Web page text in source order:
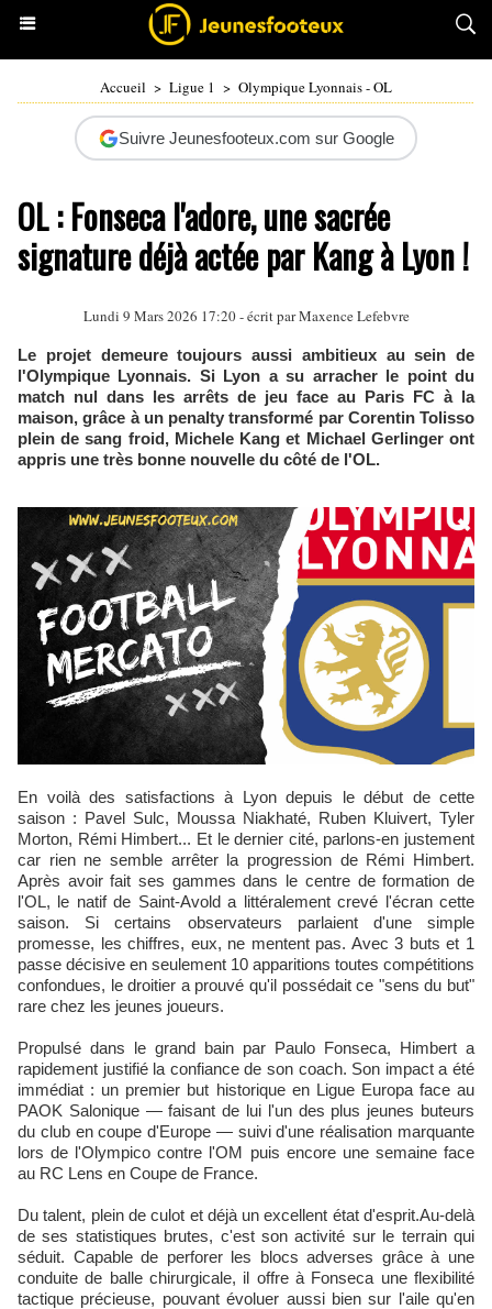
Accueil > Ligue 1 > Olympique Lyonnais - OL
Suivre Jeunesfooteux.com sur Google
OL : Fonseca l'adore, une sacrée
signature déjà actée par Kang à Lyon !
Lundi 9 Mars 2026 17:20 - écrit par Maxence Lefebvre
Le projet demeure toujours aussi ambitieux au sein de
l'Olympique Lyonnais. Si Lyon a su arracher le point du
match nul dans les arrêts de jeu face au Paris FC à la
maison, grâce à un penalty transformé par Corentin Tolisso
plein de sang froid, Michele Kang et Michael Gerlinger ont
appris une très bonne nouvelle du côté de l'OL.
En voilà des satisfactions à Lyon depuis le début de cette
saison : Pavel Sulc, Moussa Niakhaté, Ruben Kluivert, Tyler
Morton, Rémi Himbert... Et le dernier cité, parlons-en justement
car rien ne semble arrêter la progression de Rémi Himbert.
Après avoir fait ses gammes dans le centre de formation de
l'OL, le natif de Saint-Avold a littéralement crevé l'écran cette
saison. Si certains observateurs parlaient d'une simple
promesse, les chiffres, eux, ne mentent pas. Avec 3 buts et 1
passe décisive en seulement 10 apparitions toutes compétitions
confondues, le droitier a prouvé qu'il possédait ce "sens du but"
rare chez les jeunes joueurs.
Propulsé dans le grand bain par Paulo Fonseca, Himbert a
rapidement justifié la confiance de son coach. Son impact a été
immédiat : un premier but historique en Ligue Europa face au
PAOK Salonique — faisant de lui l'un des plus jeunes buteurs
du club en coupe d'Europe — suivi d'une réalisation marquante
lors de l'Olympico contre l'OM puis encore une semaine face
au RC Lens en Coupe de France.
Du talent, plein de culot et déjà un excellent état d'esprit.Au-delà
de ses statistiques brutes, c'est son activité sur le terrain qui
séduit. Capable de perforer les blocs adverses grâce à une
conduite de balle chirurgicale, il offre à Fonseca une flexibilité
tactique précieuse, pouvant évoluer aussi bien sur l'aile qu'en